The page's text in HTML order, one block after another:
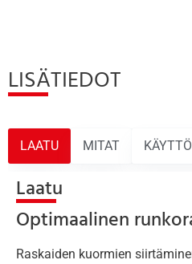
LISÄTIEDOT
LAATU MITAT
Laatu
Optimaalinen
Raskaiden kuormien